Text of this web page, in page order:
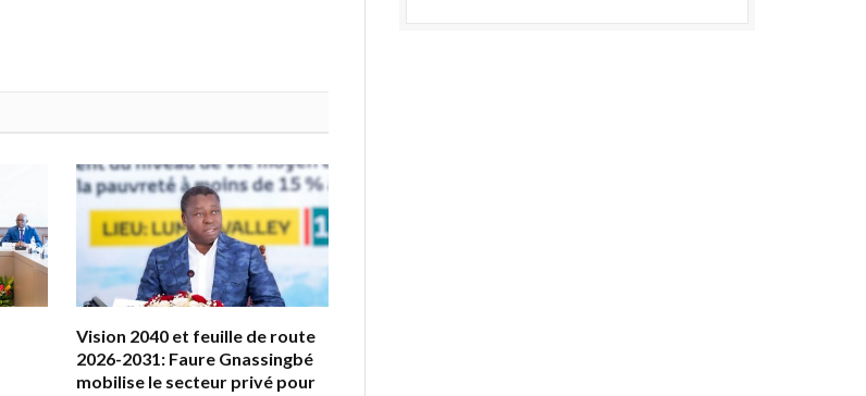
Vision 2040 et feuille de route
2026-2031: Faure Gnassingbé
mobilise le secteur privé pour